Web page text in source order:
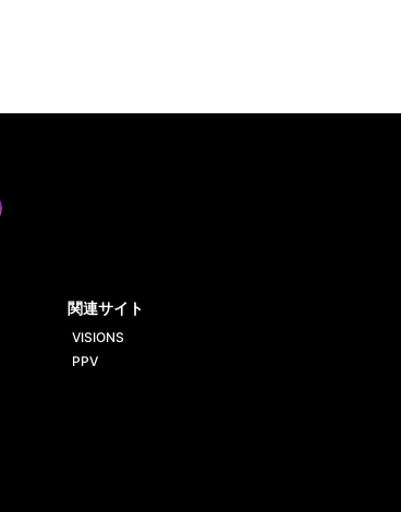
関連サイト
VISIONS
PPV